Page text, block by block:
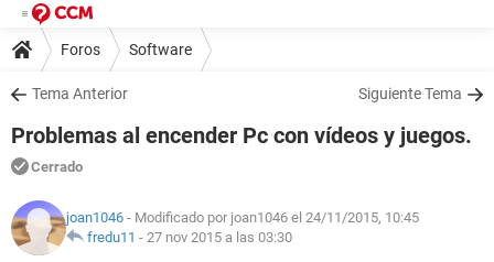
Foros Software
Tema Anterior Siguiente Tema
Problemas al encender Pc con vídeos y juegos.
Cerrado
joan1046 - Modificado por joan1046 el 24/11/2015, 10:45
fredu11 - 27 nov 2015 a las 03:30